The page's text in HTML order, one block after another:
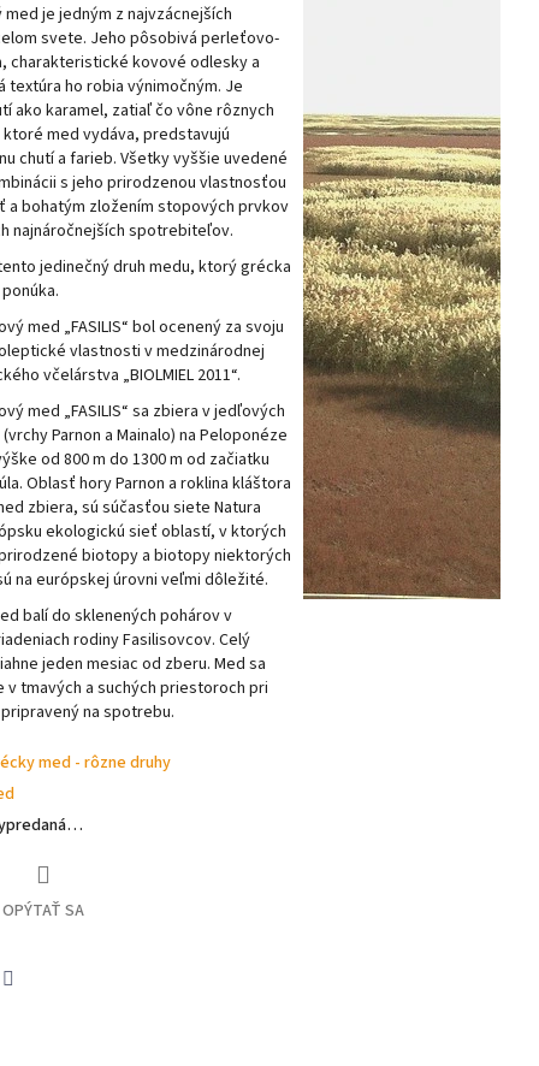
(BIO), s oceneniami
je jedným z najvzácnejších
svete. Jeho pôsobivá perleťovo-
charakteristické kovové odlesky a
textúra ho robia výnimočným. Je
ako karamel, zatiaľ čo vône rôznych
med vydáva, predstavujú
chutí a farieb. Všetky vyššie uvedené
s jeho prirodzenou vlastnosťou
a bohatým zložením stopových prvkov
najnáročnejších spotrebiteľov.
jedinečný druh medu, ktorý grécka
med „FASILIS“ bol ocenený za svoju
vlastnosti v medzinárodnej
včelárstva „BIOLMIEL 2011“.
med „FASILIS“ sa zbiera v jedľových
Parnon a Mainalo) na Peloponéze
od 800 m do 1300 m od začiatku
Oblasť hory Parnon a roklina kláštora
zbiera, sú súčasťou siete Natura
ekologickú sieť oblastí, v ktorých
biotopy a biotopy niektorých
na európskej úrovni veľmi dôležité.
balí do sklenených pohárov v
rodiny Fasilisovcov. Celý
jeden mesiac od zberu. Med sa
v tmavých a suchých priestoroch pri
na spotrebu.
med - rôzne druhy
OPÝTAŤ SA